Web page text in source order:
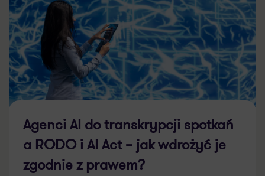
Agenci AI do transkrypcji spotkań
a RODO i AI Act – jak wdrożyć je
zgodnie z prawem?